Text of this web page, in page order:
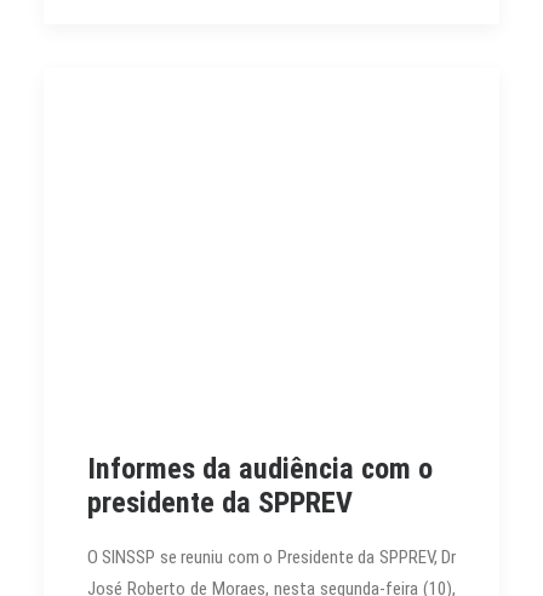
Informes da audiência com o
presidente da SPPREV
O SINSSP se reuniu com o Presidente da SPPREV, Dr
José Roberto de Moraes, nesta segunda-feira (10),